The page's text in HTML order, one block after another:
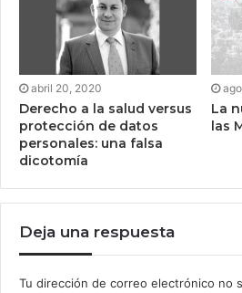
abril 20, 2020
Derecho a la salud versus
protección de datos
personales: una falsa
dicotomía
La
las
Deja una respuesta
Tu dirección de correo electrónico no